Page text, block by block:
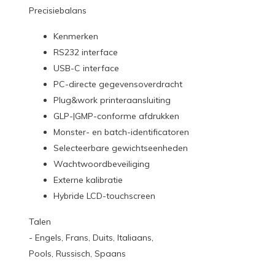
Precisiebalans
Kenmerken
RS232 interface
USB-C interface
PC-directe gegevensoverdracht
Plug&work printeraansluiting
GLP-|GMP-conforme afdrukken
Monster- en batch-identificatoren
Selecteerbare gewichtseenheden
Wachtwoordbeveiliging
Externe kalibratie
Hybride LCD-touchscreen
Talen
- Engels, Frans, Duits, Italiaans,
Pools, Russisch, Spaans